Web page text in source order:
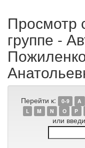
Просмотр
группе -
Перейти к: 0-9 A
L
M N O P
или